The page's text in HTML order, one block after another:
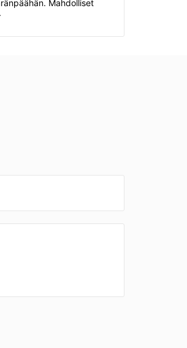
Mahdolliset